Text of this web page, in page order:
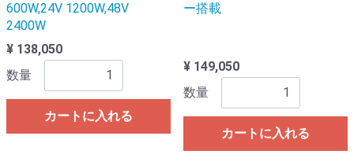
600W,24V 1200W,48V
2400W
¥ 138,050
数量
カートに入れる
ー搭載
¥ 149,050
数量
カートに入れる